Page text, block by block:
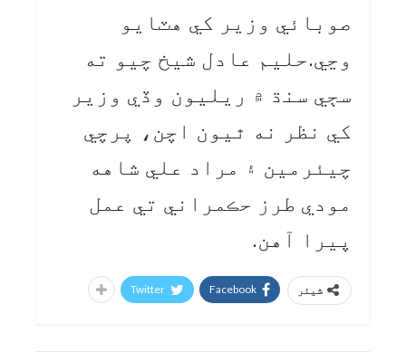
صوبائي وزير کي هٽايو
وڃي.حليم عادل شيخ چيو ته
سڄي سنڌ ۾ ريليون وڏي وزير
کي نظر نه ٿيون اچن، پرچي
چيئرمين ۽ مراد علي شاهه
مودي طرز حڪمراني تي عمل
پيرا آهن.
شیئر Facebook
Twitter